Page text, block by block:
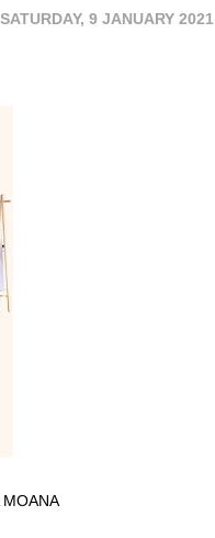
SATURDAY, 9 JANUARY 2021